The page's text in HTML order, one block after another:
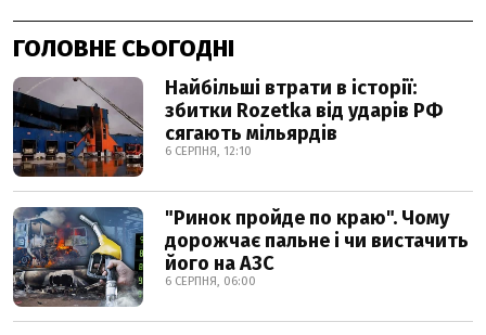
ГОЛОВНЕ СЬОГОДНІ
Найбільші втрати в історії:
збитки Rozetka від ударів РФ
сягають мільярдів
6 СЕРПНЯ, 12:10
"Ринок пройде по краю". Чому
дорожчає пальне і чи вистачить
його на АЗС
6 СЕРПНЯ, 06:00